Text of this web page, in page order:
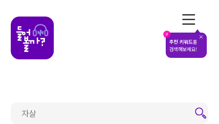
#
추천 키워드를
검색해보세요!